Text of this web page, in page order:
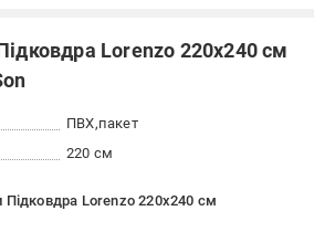
Lorenzo 220x240 см
ПВХ пакет
220 см
Підковдра Lorenzo 220x240 см